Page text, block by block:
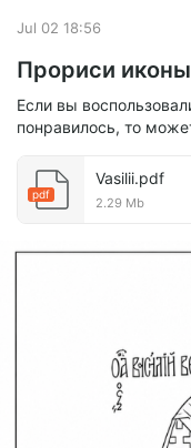
Jul 02 18:56
Прориси
Если вы
понравилось, то
pdf
Vasilii.pdf
2.29 Mb